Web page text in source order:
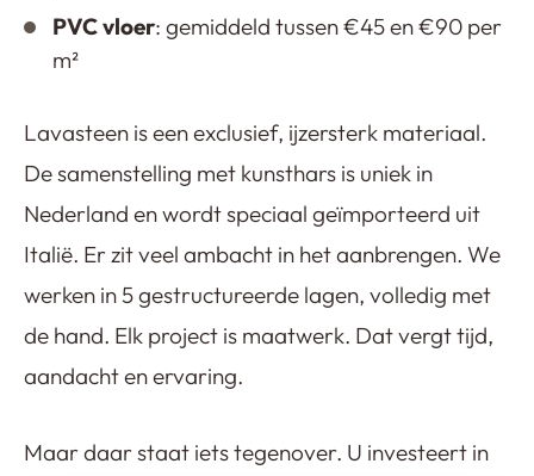
PVC vloer: gemiddeld tussen €45 en €90 per
m²
Lavasteen is een exclusief, ijzersterk materiaal.
De samenstelling met kunsthars is uniek in
Nederland en wordt speciaal geïmporteerd uit
Italië. Er zit veel ambacht in het aanbrengen. We
werken in 5 gestructureerde lagen, volledig met
de hand. Elk project is maatwerk. Dat vergt tijd,
aandacht en ervaring.
Maar daar staat iets tegenover. U investeert in